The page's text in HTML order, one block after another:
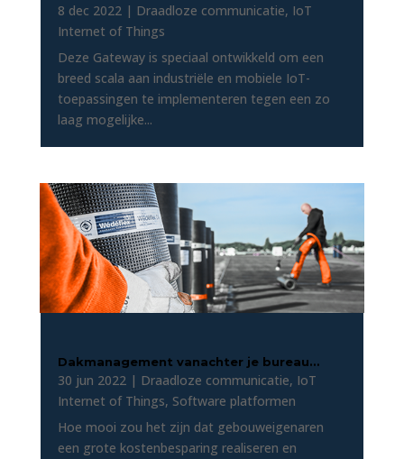
8 dec 2022| Draadloze communicatie, IoT
Internet of Things
Deze Gateway is speciaal ontwikkeld om een
breed scala aan industriële en mobiele IoT-
toepassingen te implementeren tegen een zo
laag mogelijke...
Dakmanagement vanachter je bureau…
30 jun 2022| Draadloze communicatie, IoT
Internet of Things, Software platformen
Hoe mooi zou het zijn dat gebouweigenaren
een grote kostenbesparing realiseren en